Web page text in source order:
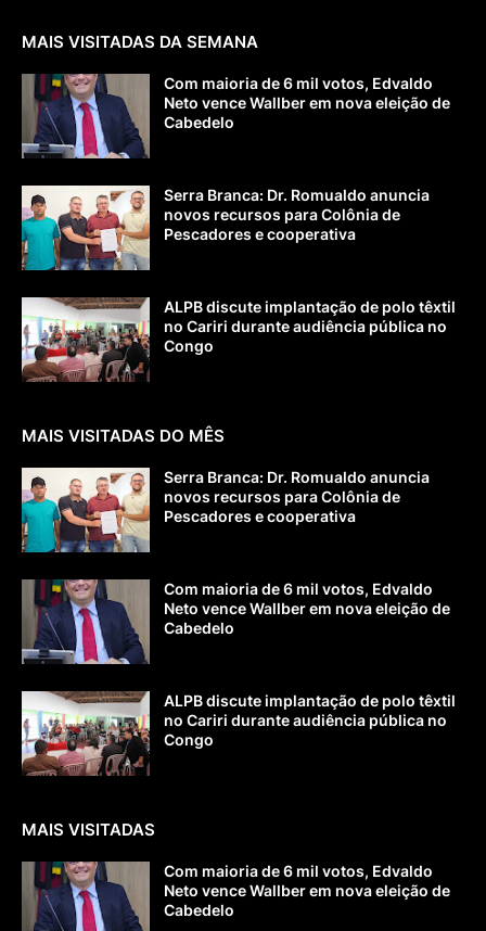
MAIS VISITADAS DA SEMANA
Com maioria de 6 mil votos, Edvaldo
Neto vence Wallber em nova eleição de
Cabedelo
Serra Branca: Dr. Romualdo anuncia
novos recursos para Colônia de
Pescadores e cooperativa
ALPB discute implantação de polo têxtil
no Cariri durante audiência pública no
Congo
MAIS VISITADAS DO MÊS
Serra Branca: Dr. Romualdo anuncia
novos recursos para Colônia de
Pescadores e cooperativa
Com maioria de 6 mil votos, Edvaldo
Neto vence Wallber em nova eleição de
Cabedelo
ALPB discute implantação de polo têxtil
no Cariri durante audiência pública no
Congo
MAIS VISITADAS
Com maioria de 6 mil votos, Edvaldo
Neto vence Wallber em nova eleição de
Cabedelo